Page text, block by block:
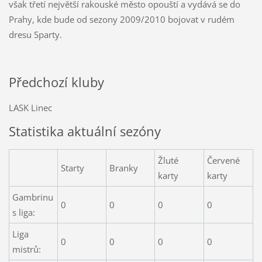
však třetí největší rakouské město opouští a vydává se do
Prahy, kde bude od sezony 2009/2010 bojovat v rudém
dresu Sparty.
Předchozí kluby
LASK Linec
Statistika aktuální sezóny
Starty Branky
Žluté
karty
Červené
karty
Gambrinu
s liga:
0 0 0 0
Liga
mistrů:
0 0 0 0